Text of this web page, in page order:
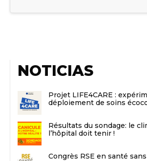
NOTICIAS
Projet LIFE4CARE :
déploiement de soins
Résultats du sondage: le
l’hôpital doit tenir !
Congrès RSE en santé